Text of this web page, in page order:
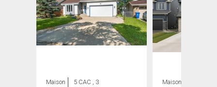
Maison
5 CAC , 3
Maison